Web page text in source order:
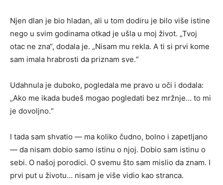
Njen dlan je bio hladan, ali u tom dodiru je bilo više istine
nego u svim godinama otkad je ušla u moj život. „Tvoj
otac ne zna“, dodala je. „Nisam mu rekla. A ti si prvi kome
sam imala hrabrosti da priznam sve.“
Udahnula je duboko, pogledala me pravo u oči i dodala:
„Ako me ikada budeš mogao pogledati bez mržnje… to mi
je dovoljno.“
I tada sam shvatio — ma koliko čudno, bolno i zapetljano
— da nisam dobio samo istinu o njoj. Dobio sam istinu o
sebi. O našoj porodici. O svemu što sam mislio da znam. I
prvi put u životu… nisam je više vidio kao stranca.